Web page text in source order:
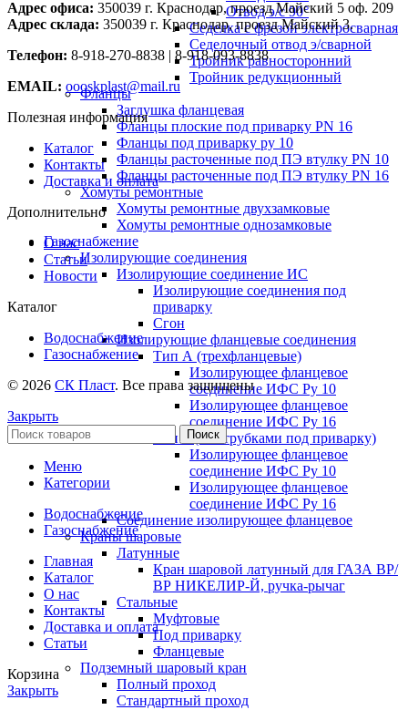
Отвод э/с 90°
Седелка с фрезой электросварная
Седелочный отвод э/сварной
Тройник равносторонний
Тройник редукционный
Фланцы
Заглушка фланцевая
Фланцы плоские под приварку PN 16
Фланцы под приварку ру 10
Фланцы расточенные под ПЭ втулку PN 10
Фланцы расточенные под ПЭ втулку PN 16
Хомуты ремонтные
Хомуты ремонтные двухзамковые
Хомуты ремонтные однозамковые
Газоснабжение
Изолирующие соединения
Изолирующие соединение ИС
Изолирующие соединения под
приварку
Сгон
Изолирующие фланцевые соединения
Тип А (трехфланцевые)
Изолирующее фланцевое
соединение ИФС Ру 10
Изолирующее фланцевое
соединение ИФС Ру 16
Тип Б (с патрубками под приварку)
Изолирующее фланцевое
соединение ИФС Ру 10
Изолирующее фланцевое
соединение ИФС Ру 16
Соединение изолирующее фланцевое
Краны шаровые
Латунные
Кран шаровой латунный для ГАЗА ВР/
ВР НИКЕЛИР-Й, ручка-рычаг
Стальные
Муфтовые
Под приварку
Фланцевые
Подземный шаровый кран
Полный проход
Стандартный проход
Адрес офиса: 350039 г. Краснодар, проезд Майский 5 оф. 209
Адрес склада: 350039 г. Краснодар, проезд Майский 3.
Телефон: 8-918-270-8838 | 8-918-093-8838
EMAIL: oooskplast@mail.ru
Полезная информация
Каталог
Контакты
Доставка и оплата
Дополнительно
О нас
Статьи
Новости
Каталог
Водоснабжение
Газоснабжение
© 2026 СК Пласт. Все права защищены
Закрыть
Поиск
Меню
Категории
Водоснабжение
Газоснабжение
Главная
Каталог
О нас
Контакты
Доставка и оплата
Статьи
Корзина
Закрыть